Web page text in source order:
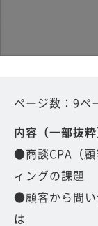
ページ数：9ペ
内容（一部抜粋
●商談CPA（顧
ィングの課題
●顧客から問い
は